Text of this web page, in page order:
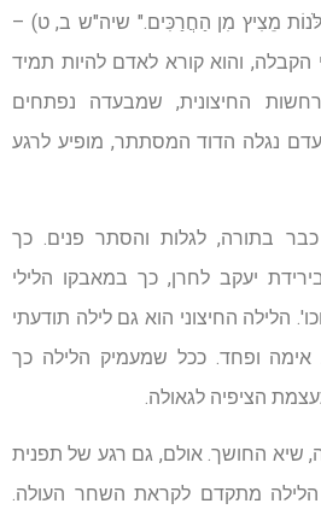
מֵצִיץ מִן הַחֲרַכִּים." שיה"ש ב, ט) –
הקבלה, והוא קורא לאדם להיות תמיד
החיצונית, שמבעדה נפתחים
נגלה הדוד המסתתר, מופיע לרגע
כבר בתורה, לגלות והסתר פנים. כך
יעקב לחרן, כך במאבקו הלילי
הלילה החיצוני הוא גם לילה תודעתי
אימה ופחד. ככל שמעמיק הלילה כך
הציפיה לגאולה.
שיא החושך. אולם, גם רגע של תפנית
הלילה מתקדם לקראת השחר העולה.